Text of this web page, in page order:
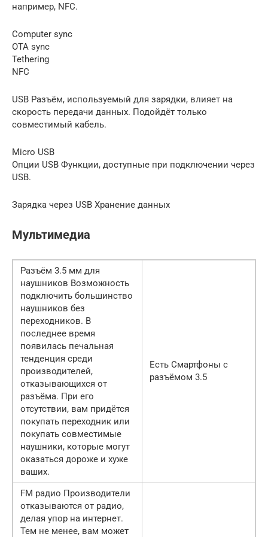
например, NFC.
Computer sync
OTA sync
Tethering
NFC
USB Разъём, используемый для зарядки, влияет на
скорость передачи данных. Подойдёт только
совместимый кабель.
Micro USB
Опции USB Функции, доступные при подключении через
USB.
Зарядка через USB Хранение данных
Мультимедиа
Разъём 3.5 мм для
наушников Возможность
подключить большинство
наушников без
переходников. В
последнее время
появилась печальная
тенденция среди
производителей,
отказывающихся от
разъёма. При его
отсутствии, вам придётся
покупать переходник или
покупать совместимые
наушники, которые могут
оказаться дороже и хуже
ваших.
Есть Смартфоны с
разъёмом 3.5
FM радио Производители
отказываются от радио,
делая упор на интернет.
Тем не менее, вам может